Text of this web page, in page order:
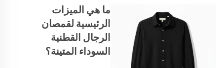
ما هي الميزات
الرئيسية لقمصان
الرجال القطنية
السوداء المتينة؟